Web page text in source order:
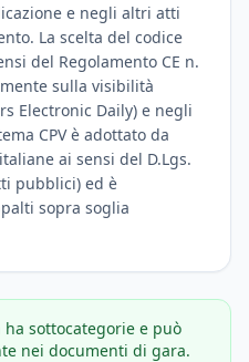
e negli altri atti
La scelta del codice
del Regolamento CE n.
sulla visibilità
Electronic Daily) e negli
CPV è adottato da
ai sensi del D.Lgs.
pubblici) ed è
sopra soglia
sottocategorie e può
nei documenti di gara.